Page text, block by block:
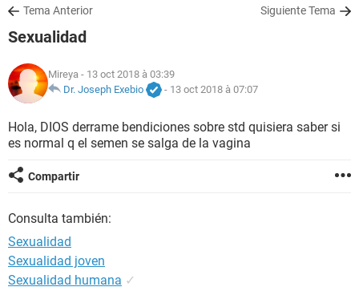
SALUD
NUTRICIÓN
BIENESTAR
SEXUALIDAD
GLOSARIO
Tema Anterior Siguiente Tema
Sexualidad
Mireya - 13 oct 2018 à 03:39
Dr. Joseph Exebio
- 13 oct 2018 à 07:07
Hola, DIOS derrame bendiciones sobre std quisiera saber si
es normal q el semen se salga de la vagina
Compartir
Consulta también:
Sexualidad
Sexualidad joven
Sexualidad humana ✓